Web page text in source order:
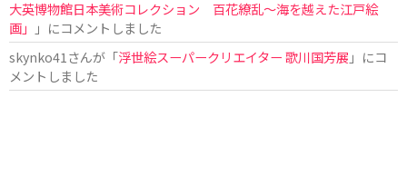
大英博物館日本美術コレクション 百花繚乱〜海を越えた江戸絵
画」
」にコメントしました
skynko41さんが「浮世絵スーパークリエイター 歌川国芳展 」にコ
メントしました